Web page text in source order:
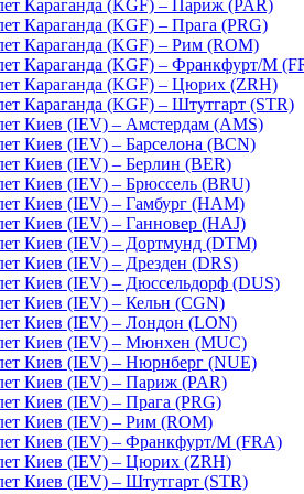
Караганда (KGF) – Париж (PAR)
Караганда (KGF) – Прага (PRG)
Караганда (KGF) – Рим (ROM)
Караганда (KGF) – Франкфурт/М
Караганда (KGF) – Цюрих (ZRH)
Караганда (KGF) – Штутгарт (STR)
Киев (IEV) – Амстердам (AMS)
Киев (IEV) – Барселона (BCN)
Киев (IEV) – Берлин (BER)
Киев (IEV) – Брюссель (BRU)
Киев (IEV) – Гамбург (HAM)
Киев (IEV) – Ганновер (HAJ)
Киев (IEV) – Дортмунд (DTM)
Киев (IEV) – Дрезден (DRS)
Киев (IEV) – Дюссельдорф (DUS)
Киев (IEV) – Кельн (CGN)
Киев (IEV) – Лондон (LON)
Киев (IEV) – Мюнхен (MUC)
Киев (IEV) – Нюрнберг (NUE)
Киев (IEV) – Париж (PAR)
Киев (IEV) – Прага (PRG)
Киев (IEV) – Рим (ROM)
Киев (IEV) – Франкфурт/М (FRA)
Киев (IEV) – Цюрих (ZRH)
Киев (IEV) – Штутгарт (STR)